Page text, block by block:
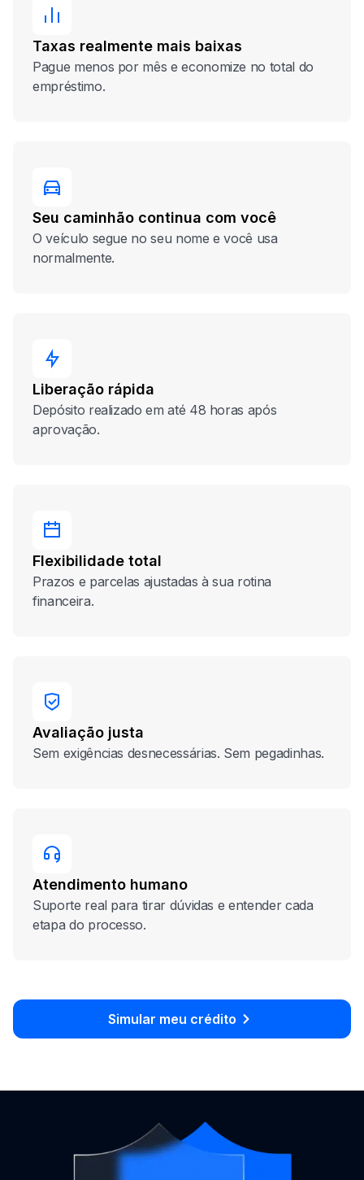
Taxas realmente mais baixas
Pague menos por mês e economize no total do
empréstimo.
Seu caminhão continua com você
O veículo segue no seu nome e você usa
normalmente.
Liberação rápida
Depósito realizado em até 48 horas após
aprovação.
Flexibilidade total
Prazos e parcelas ajustadas à sua rotina
financeira.
Avaliação justa
Sem exigências desnecessárias. Sem pegadinhas.
Atendimento humano
Suporte real para tirar dúvidas e entender cada
etapa do processo.
Simular meu crédito